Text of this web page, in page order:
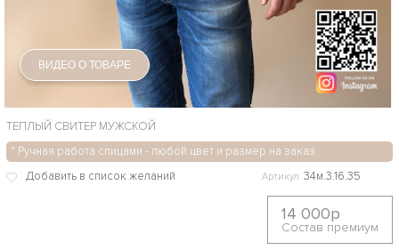
ВИДЕО О ТОВАРЕ
ТЕПЛЫЙ СВИТЕР МУЖСКОЙ
* Ручная работа спицами - любой цвет и размер на заказ
Артикул 34м.3.16.35
14 000р
Состав премиум